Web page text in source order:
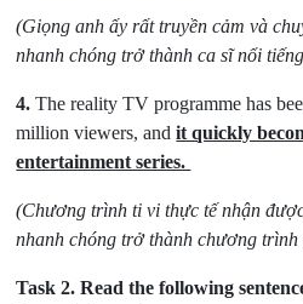
(Giọng anh ấy rất truyền cảm và
nhanh chóng trở thành ca sĩ nổi
4. The reality TV programme has
million viewers, andit quickly
entertainment series.
(Chương trình ti vi thực tế nhận
nhanh chóng trở thành chương
Task 2.Read the following